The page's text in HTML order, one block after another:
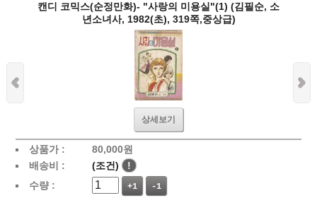
캔디 코믹스(순정만화)- "사랑의 미용실"(1) (김필순, 소
년소녀사, 1982(초), 319쪽,중상급)
상세보기
상품가 : 80,000원
배송비 :
(조건)
!
수량 :
+1 -1